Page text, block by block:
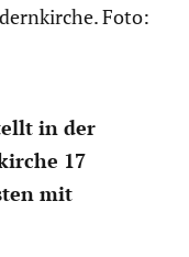
Foto:
in der
17
mit